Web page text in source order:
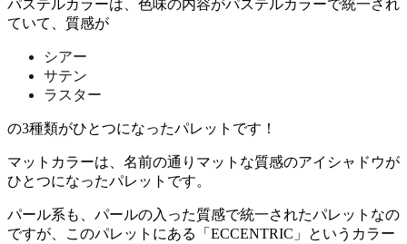
パステルカラーは、色味の内容がパステルカラーで統一され
ていて、質感が
シアー
サテン
ラスター
の3種類がひとつになったパレットです！
マットカラーは、名前の通りマットな質感のアイシャドウが
ひとつになったパレットです。
パール系も、パールの入った質感で統一されたパレットなの
ですが、このパレットにある「ECCENTRIC」というカラー